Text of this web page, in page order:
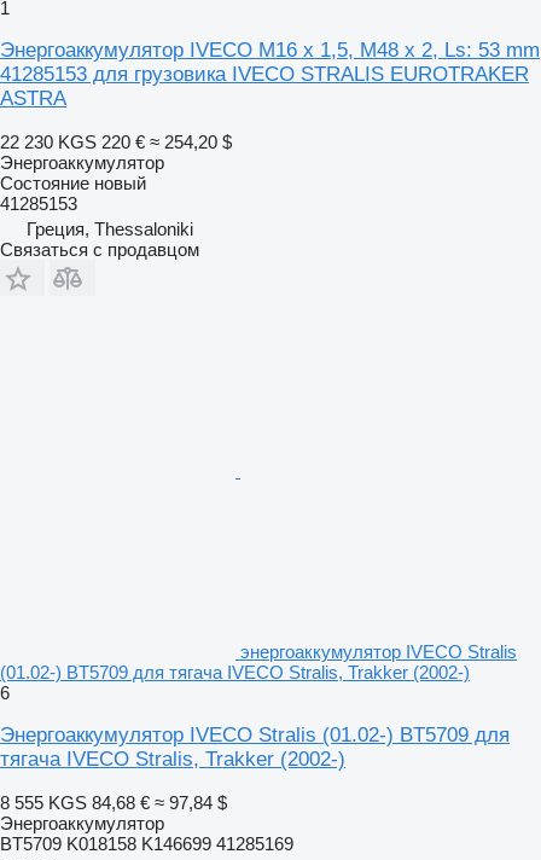
1
Энергоаккумулятор IVECO M16 x 1,5, M48 x 2, Ls: 53 mm
41285153 для грузовика IVECO STRALIS EUROTRAKER
ASTRA
22 230 KGS 220 € ≈ 254,20 $
Энергоаккумулятор
Состояние новый
41285153
Греция, Thessaloniki
Связаться с продавцом
энергоаккумулятор IVECO Stralis
(01.02-) BT5709 для тягача IVECO Stralis, Trakker (2002-)
6
Энергоаккумулятор IVECO Stralis (01.02-) BT5709 для
тягача IVECO Stralis, Trakker (2002-)
8 555 KGS 84,68 € ≈ 97,84 $
Энергоаккумулятор
BT5709 K018158 K146699 41285169